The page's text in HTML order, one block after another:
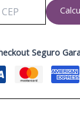
Seguro